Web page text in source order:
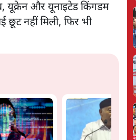
यूक्रेन और यूनाइटेड किंगडम
नहीं मिली, फिर भी